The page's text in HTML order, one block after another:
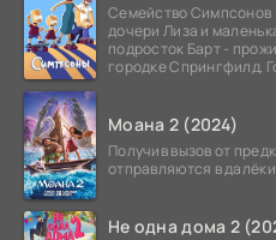
Семейство
дочери Лиза и
подросток Барт -
городке Спрингфилд.
Моана 2 (2024)
Получив вызов от
отправляются в
Не одна дома 2